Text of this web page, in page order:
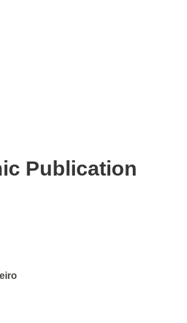
Publication